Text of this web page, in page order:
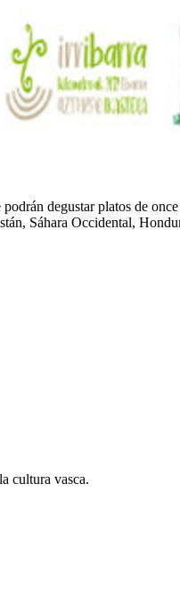
degustar platos de
Sáhara Occidental,
cultura vasca.